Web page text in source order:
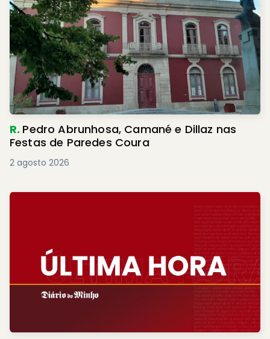
R. Pedro Abrunhosa, Camané e Dillaz nas
Festas de Paredes Coura
2 agosto 2026